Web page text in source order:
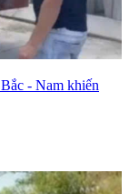
- Nam khiến